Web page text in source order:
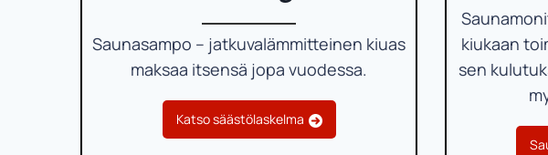
Saunasampo – jatkuvalämmitteinen kiuas
maksaa itsensä jopa vuodessa.
Katso säästölaskelma
kiukaan
sen